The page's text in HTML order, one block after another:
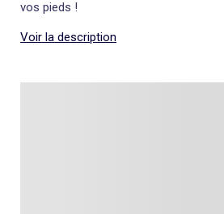
vos pieds !
Voir la description